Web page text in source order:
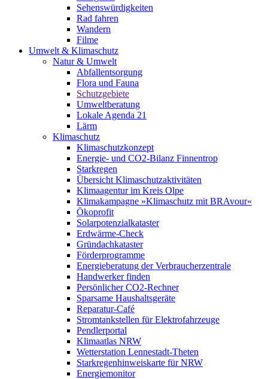
Sehenswürdigkeiten
Rad fahren
Wandern
Filme
Umwelt & Klimaschutz
Natur & Umwelt
Abfallentsorgung
Flora und Fauna
Schutzgebiete
Umweltberatung
Lokale Agenda 21
Lärm
Klimaschutz
Klimaschutzkonzept
Energie- und CO2-Bilanz Finnentrop
Starkregen
Übersicht Klimaschutzaktivitäten
Klimaagentur im Kreis Olpe
Klimakampagne »Klimaschutz mit BRAvour«
Ökoprofit
Solarpotenzialkataster
Erdwärme-Check
Gründachkataster
Förderprogramme
Energieberatung der Verbraucherzentrale
Handwerker finden
Persönlicher CO2-Rechner
Sparsame Haushaltsgeräte
Reparatur-Café
Stromtankstellen für Elektrofahrzeuge
Pendlerportal
Klimaatlas NRW
Wetterstation Lennestadt-Theten
Starkregenhinweiskarte für NRW
Energiemonitor